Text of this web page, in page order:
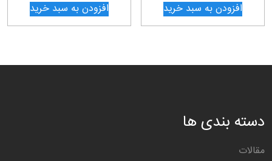
افزودن به سبد خرید افزودن به سبد خرید
دسته بندی ها
مقالات